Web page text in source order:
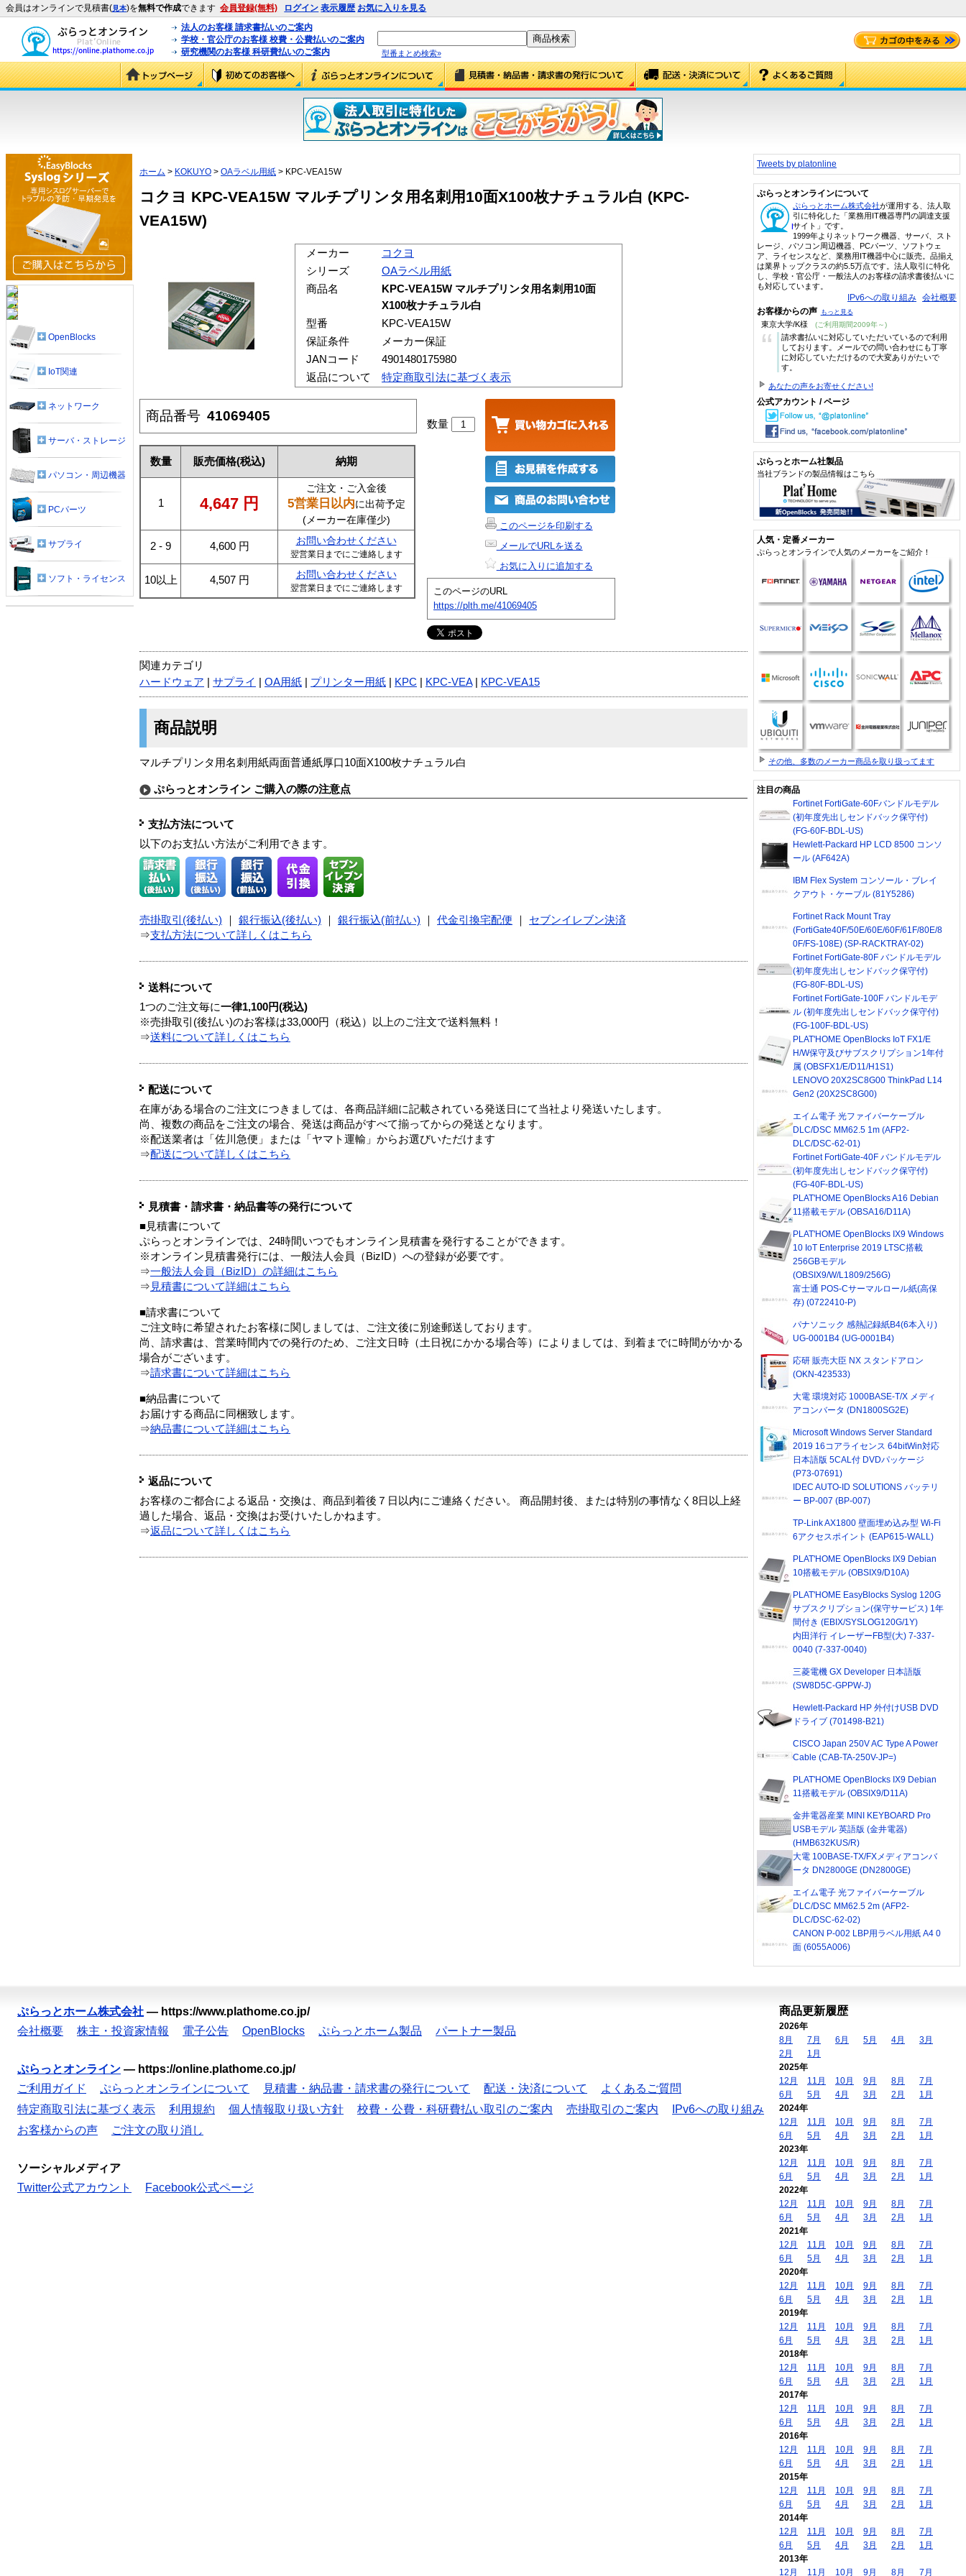
会員はオンラインで見積書(見本)を無料で作成できます 会員登録(無料) ログイン 表示履歴 お気に入りを見る
法人のお客様 請求書払いのご案内
学校・官公庁のお客様 校費・公費払いのご案内
研究機関のお客様 科研費払いのご案内
型番まとめ検索»
ホーム > KOKUYO > OAラベル用紙 > KPC-VEA15W
コクヨ KPC-VEA15W マルチプリンタ用名刺用10面X100枚ナチュラル白 (KPC-
VEA15W)
メーカー
コクヨ
シリーズ
OAラベル用紙
商品名
KPC-VEA15W マルチプリンタ用名刺用10面
X100枚ナチュラル白
型番
KPC-VEA15W
保証条件
メーカー保証
JANコード
4901480175980
返品について
特定商取引法に基づく表示
商品番号 41069405
数量 販売価格(税込) 納期
1 4,647 円
ご注文・ご入金後
5営業日以内に出荷予定
(メーカー在庫僅少)
2 - 9 4,600 円 お問い合わせください
翌営業日までにご連絡します
10以上 4,507 円 お問い合わせください
翌営業日までにご連絡します
数量
このページを印刷する
メールでURLを送る
お気に入りに追加する
このページのURL
https://plth.me/41069405
関連カテゴリ
ハードウェア
サプライ OA用紙 プリンター用紙 KPC KPC-VEA| KPC-VEA15
商品説明
マルチプリンタ用名刺用紙両面普通紙厚口10面X100枚ナチュラル白
ぷらっとオンライン ご購入の際の注意点
支払方法について
以下のお支払い方法がご利用できます。
売掛取引(後払い) 銀行振込(後払い) 銀行振込(前払い) 代金引換宅配便
セブンイレブン決済
⇒支払方法について詳しくはこちら
送料について
1つのご注文毎に一律1,100円(税込)
※売掛取引(後払い)のお客様は33,000円（税込）以上のご注文で送料無料！
⇒送料について詳しくはこちら
配送について
在庫がある場合のご注文につきましては、各商品詳細に記載されている発送日にて当社より発送いたします。
尚、複数の商品をご注文の場合、発送は商品がすべて揃ってからの発送となります。
※配送業者は「佐川急便」または「ヤマト運輸」からお選びいただけます
⇒配送について詳しくはこちら
見積書・請求書・納品書等の発行について
■見積書について
ぷらっとオンラインでは、24時間いつでもオンライン見積書を発行することができます。
※オンライン見積書発行には、一般法人会員（BizID）への登録が必要です。
⇒一般法人会員（BizID）の詳細はこちら
⇒ 見積書について詳細はこちら
■請求書について
ご注文時に希望されたお客様に関しましては、ご注文後に別途郵送しております。
尚、請求書は、営業時間内での発行のため、ご注文日時（土日祝にかかる場合等）によりましては、到着までに時間がかかる
場合がございます。
⇒請求書について詳細はこちら
■納品書について
お届けする商品に同梱致します。
⇒納品書について詳細はこちら
返品について
お客様のご都合による返品・交換は、商品到着後７日以内にご連絡ください。 商品開封後、または特別の事情なく8日以上経
過した場合、返品・交換はお受けいたしかねます。
⇒返品について詳しくはこちら
OpenBlocks
IoT関連
ネットワーク
サーバ・ストレージ
パソコン・周辺機器
PCパーツ
サプライ
ソフト・ライセンス
Tweets by platonline
ぷらっとオンラインについて
ぷらっとホーム株式会社が運用する、法人取
引に特化した「業務用IT機器専門の調達支援
サイト」です。
1999年よりネットワーク機器、サーバ、スト
レージ、パソコン周辺機器、PCパーツ、ソフトウェ
ア、ライセンスなど、業務用IT機器中心に販売。品揃え
は業界トップクラスの約5.5万点です。法人取引に特化
し、学校・官公庁・一般法人のお客様の請求書後払いに
も対応しています。
IPv6への取り組み 会社概要
お客様からの声 もっと見る
東京大学/K様 (ご利用期間2009年～)
“
請求書払いに対応していただいているので利用
しております。メールでの問い合わせにも丁寧
に対応していただけるので大変ありがたいで
す。
あなたの声をお寄せください!
公式アカウント / ページ
ぷらっとホーム社製品
当社ブランドの製品情報はこちら
人気・定番メーカー
ぷらっとオンラインで人気のメーカーをご紹介！
その他、多数のメーカー商品を取り扱ってます
注目の商品
Fortinet FortiGate-60Fバンドルモデル
(初年度先出しセンドバック保守付)
(FG-60F-BDL-US)
Hewlett-Packard HP LCD 8500 コンソ
ール (AF642A)
IBM Flex System コンソール・ブレイ
クアウト・ケーブル (81Y5286)
Fortinet Rack Mount Tray
(FortiGate40F/50E/60E/60F/61F/80E/8
0F/FS-108E) (SP-RACKTRAY-02)
Fortinet FortiGate-80F バンドルモデル
(初年度先出しセンドバック保守付)
(FG-80F-BDL-US)
Fortinet FortiGate-100F バンドルモデ
ル (初年度先出しセンドバック保守付)
(FG-100F-BDL-US)
PLAT'HOME OpenBlocks IoT FX1/E
H/W保守及びサブスクリプション1年付
属 (OBSFX1/E/D11/H1S1)
LENOVO 20X2SC8G00 ThinkPad L14
Gen2 (20X2SC8G00)
エイム電子 光ファイバーケーブル
DLC/DSC MM62.5 1m (AFP2-
DLC/DSC-62-01)
Fortinet FortiGate-40F バンドルモデル
(初年度先出しセンドバック保守付)
(FG-40F-BDL-US)
PLAT'HOME OpenBlocks A16 Debian
11搭載モデル (OBSA16/D11A)
PLAT'HOME OpenBlocks IX9 Windows
10 IoT Enterprise 2019 LTSC搭載
256GBモデル
(OBSIX9/W/L1809/256G)
富士通 POS-Cサーマルロール紙(高保
存) (0722410-P)
パナソニック 感熱記録紙B4(6本入り)
UG-0001B4 (UG-0001B4)
応研 販売大臣 NX スタンドアロン
(OKN-423533)
大電 環境対応 1000BASE-T/X メディ
アコンバータ (DN1800SG2E)
Microsoft Windows Server Standard
2019 16コアライセンス 64bitWin対応
日本語版 5CAL付 DVDパッケージ
(P73-07691)
IDEC AUTO-ID SOLUTIONS バッテリ
ー BP-007 (BP-007)
TP-Link AX1800 壁面埋め込み型 Wi-Fi
6アクセスポイント (EAP615-WALL)
PLAT'HOME OpenBlocks IX9 Debian
10搭載モデル (OBSIX9/D10A)
PLAT'HOME EasyBlocks Syslog 120G
サブスクリプション(保守サービス) 1年
間付き (EBIX/SYSLOG120G/1Y)
内田洋行 イレーザーFB型(大) 7-337-
0040 (7-337-0040)
三菱電機 GX Developer 日本語版
(SW8D5C-GPPW-J)
Hewlett-Packard HP 外付けUSB DVD
ドライブ (701498-B21)
CISCO Japan 250V AC Type A Power
Cable (CAB-TA-250V-JP=)
PLAT'HOME OpenBlocks IX9 Debian
11搭載モデル (OBSIX9/D11A)
金井電器産業 MINI KEYBOARD Pro
USBモデル 英語版 (金井電器)
(HMB632KUS/R)
大電 100BASE-TX/FXメディアコンバ
ータ DN2800GE (DN2800GE)
エイム電子 光ファイバーケーブル
DLC/DSC MM62.5 2m (AFP2-
DLC/DSC-62-02)
CANON P-002 LBP用ラベル用紙 A4 0
面 (6055A006)
ぷらっとホーム株式会社 — https://www.plathome.co.jp/
会社概要
株主・投資家情報 電子公告 OpenBlocks ぷらっとホーム製品 パートナー製品
ぷらっとオンライン — https://online.plathome.co.jp/
ご利用ガイド
ぷらっとオンラインについて 見積書・納品書・請求書の発行について 配送・決済について
よくあるご質問
特定商取引法に基づく表示
利用規約 個人情報取り扱い方針 校費・公費・科研費払い取引のご案内 売掛取引のご案内
IPv6への取り組み
お客様からの声
ご注文の取り消し
ソーシャルメディア
Twitter公式アカウント
Facebook公式ページ
商品更新履歴
2026年
8月
7月 6月 5月 4月
3月
2月
1月
2025年
12月
11月 10月 9月 8月
7月
6月
5月 4月 3月 2月
1月
2024年
12月
11月 10月 9月 8月
7月
6月
5月 4月 3月 2月
1月
2023年
12月
11月 10月 9月 8月
7月
6月
5月 4月 3月 2月
1月
2022年
12月
11月 10月 9月 8月
7月
6月
5月 4月 3月 2月
1月
2021年
12月
11月 10月 9月 8月
7月
6月
5月 4月 3月 2月
1月
2020年
12月
11月 10月 9月 8月
7月
6月
5月 4月 3月 2月
1月
2019年
12月
11月 10月 9月 8月
7月
6月
5月 4月 3月 2月
1月
2018年
12月
11月 10月 9月 8月
7月
6月
5月 4月 3月 2月
1月
2017年
12月
11月 10月 9月 8月
7月
6月
5月 4月 3月 2月
1月
2016年
12月
11月 10月 9月 8月
7月
6月
5月 4月 3月 2月
1月
2015年
12月
11月 10月 9月 8月
7月
6月
5月 4月 3月 2月
1月
2014年
12月
11月 10月 9月 8月
7月
6月
5月 4月 3月 2月
1月
2013年
12月
11月 10月 9月 8月 7月